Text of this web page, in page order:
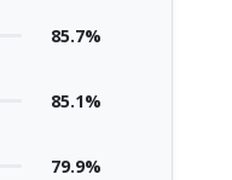
85.7%
85.1%
79.9%